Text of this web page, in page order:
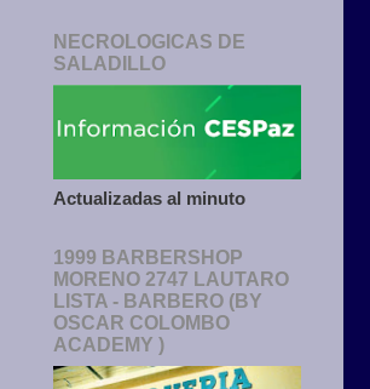
NECROLOGICAS DE
SALADILLO
Actualizadas al minuto
1999 BARBERSHOP
MORENO 2747 LAUTARO
LISTA - BARBERO (BY
OSCAR COLOMBO
ACADEMY )